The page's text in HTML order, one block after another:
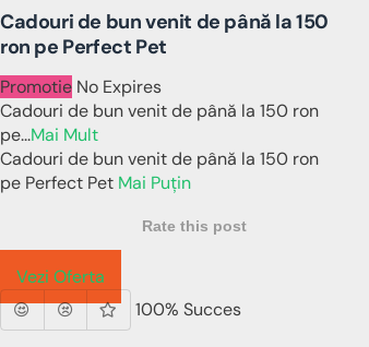
Cadouri de bun venit de până la 150
ron pe Perfect Pet
Promotie No Expires
Cadouri de bun venit de până la 150 ron
pe...Mai Mult
Cadouri de bun venit de până la 150 ron
pe Perfect Pet Mai Puțin
Rate this post
Vezi Oferta
100% Succes